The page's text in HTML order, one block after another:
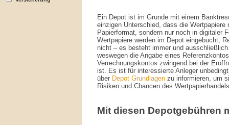
Ein Depot ist im Grunde mit einem
einzigen Unterschied, dass die Wertpapiere
Papierformat, sondern nur noch in digitaler
Wertpapiere werden im Depot eingebucht,
nicht – es besteht immer und
weswegen die Angabe eines
Verrechnungskontos zwingend bei der
ist. Es ist für interessierte Anleger
über Depot Grundlagen zu informieren, um
Risiken und Chancen des
Mit diesen Depotgebühren